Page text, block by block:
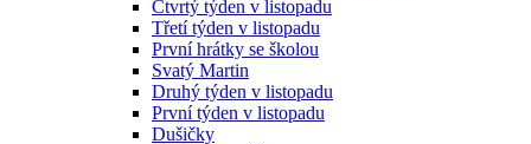
Čtvrtý týden v listopadu
Třetí týden v listopadu
První hrátky se školou
Svatý Martin
Druhý týden v listopadu
První týden v listopadu
Dušičky